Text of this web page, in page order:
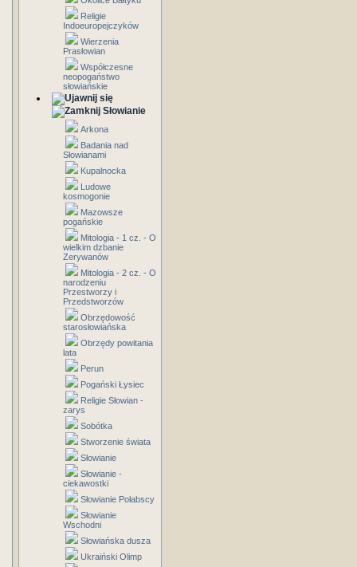
Religie
Indoeuropejczyków
Wierzenia
Prasłowian
Współczesne
neopogaństwo
słowiańskie
Słowianie
Arkona
Badania nad
Słowianami
Kupalnocka
Ludowe
kosmogonie
Mazowsze
pogańskie
Mitologia - 1 cz. - O
wielkim dzbanie
Zerywanów
Mitologia - 2 cz. - O
narodzeniu
Przestworzy i
Przedstworzów
Obrzędowość
starosłowiańska
Obrzędy powitania
lata
Perun
Pogański Łysiec
Religie Słowian -
zarys
Sobótka
Stworzenie świata
Słowianie
Słowianie -
ciekawostki
Słowianie Połabscy
Słowianie
Wschodni
Słowiańska dusza
Ukraiński Olimp